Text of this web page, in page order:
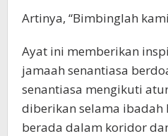
Artinya, “Bimbinglah
Ayat ini memberikan
jamaah senantiasa
senantiasa mengikuti
diberikan selama ibadah
berada dalam koridor